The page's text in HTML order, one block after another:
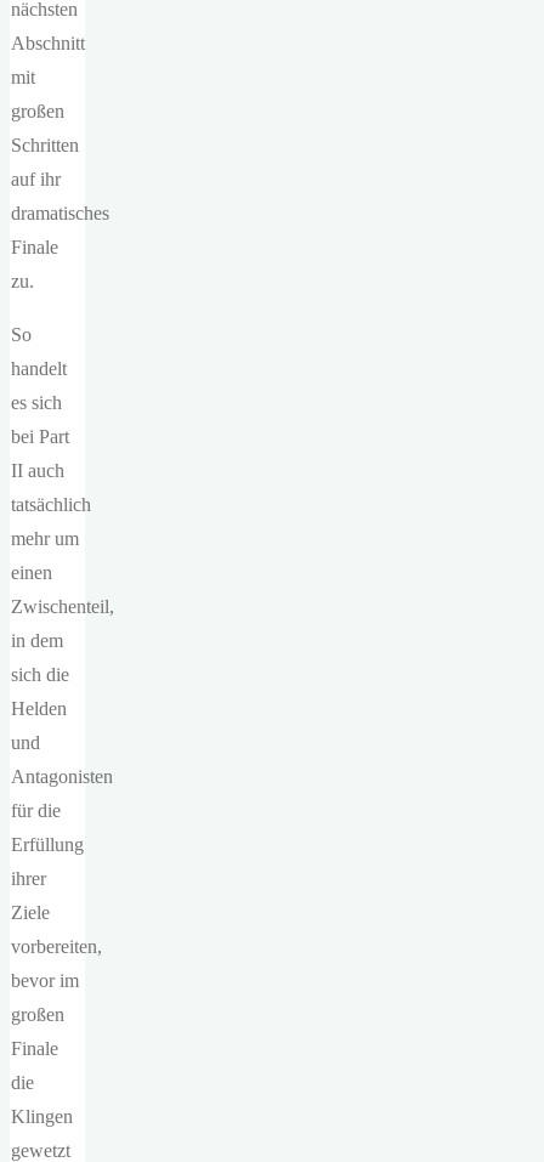
nächsten
Abschnitt
mit
großen
Schritten
auf ihr
dramatisches
Finale
zu.
So
handelt
es sich
bei Part
II auch
tatsächlich
mehr um
einen
Zwischenteil,
in dem
sich die
Helden
und
Antagonisten
für die
Erfüllung
ihrer
Ziele
vorbereiten,
bevor im
großen
Finale
die
Klingen
gewetzt